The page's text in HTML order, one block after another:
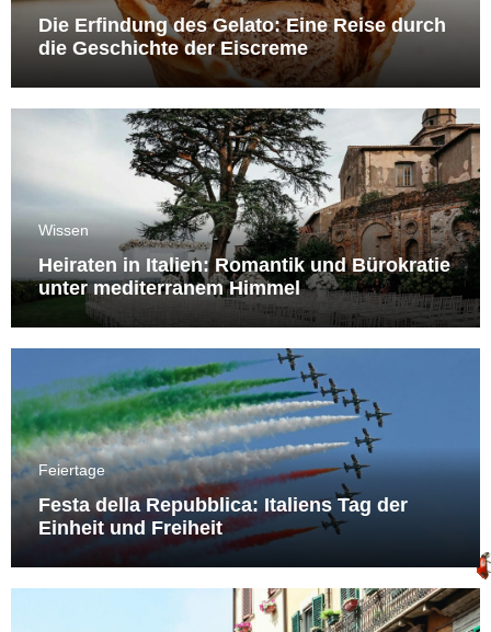
Die Erfindung des Gelato: Eine Reise durch
die Geschichte der Eiscreme
Wissen
Heiraten in Italien: Romantik und Bürokratie
unter mediterranem Himmel
Feiertage
Festa della Repubblica: Italiens Tag der
Einheit und Freiheit